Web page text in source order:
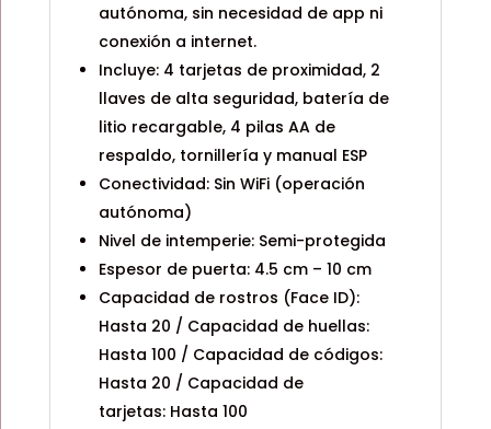
autónoma, sin necesidad de app ni
conexión a internet.
Incluye: 4 tarjetas de proximidad, 2
llaves de alta seguridad, batería de
litio recargable, 4 pilas AA de
respaldo, tornillería y manual ESP
Conectividad: Sin WiFi (operación
autónoma)
Nivel de intemperie: Semi-protegida
Espesor de puerta: 4.5 cm – 10 cm
Capacidad de rostros (Face ID):
Hasta 20 / Capacidad de huellas:
Hasta 100 / Capacidad de códigos:
Hasta 20 / Capacidad de
tarjetas: Hasta 100